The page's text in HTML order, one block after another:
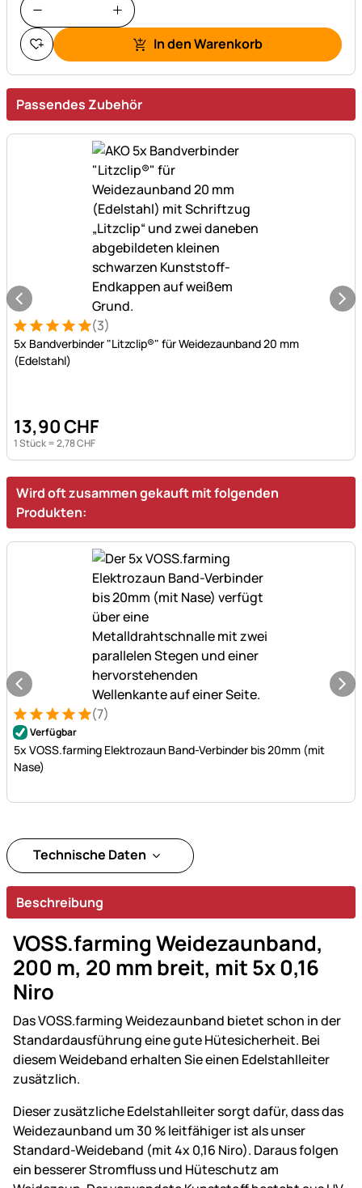
In den Warenkorb
Passendes Zubehör
Bewertung: 5 von 5 (3 Bewertungen)
3 Bewertungen
(3)
5x Bandverbinder "Litzclip®" für Weidezaunband 20 mm
(Edelstahl)
13,90CHF
1 Stück =2,78CHF
Wird oft zusammen gekauft mit folgenden
Produkten:
Bewertung: 5 von 5 (7 Bewertungen)
7 Bewertungen(7)
Verfügbar
5x VOSS.farming Elektrozaun Band-Verbinder bis 20mm (mit
Nase)
Technische Daten
Beschreibung
VOSS.farming Weidezaunband,
200 m, 20 mm breit, mit 5x 0,16
Niro
Das VOSS.farming Weidezaunband bietet schon in der
Standardausführung eine gute Hütesicherheit. Bei
diesem Weideband erhalten Sie einen Edelstahlleiter
zusätzlich.
Dieser zusätzliche Edelstahlleiter sorgt dafür, dass das
Weidezaunband um 30 % leitfähiger ist als unser
Standard-Weideband (mit 4x 0,16 Niro). Daraus folgen
ein besserer Stromfluss und Hüteschutz am